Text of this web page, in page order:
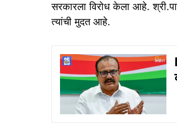
सरकारला विरोध केला आहे.
त्यांची मुदत आहे.